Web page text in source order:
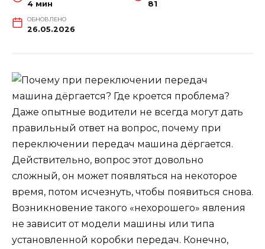
4 мин 81
ОБНОВЛЕНО
26.05.2026
Даже опытные водители не всегда могут дать
правильный ответ на вопрос, почему при
переключении передач машина дёргается.
Действительно, вопрос этот довольно
сложный, он может появляться на некоторое
время, потом исчезнуть, чтобы появиться снова.
Возникновение такого «нехорошего» явления
не зависит от модели машины или типа
установленной коробки передач. Конечно,